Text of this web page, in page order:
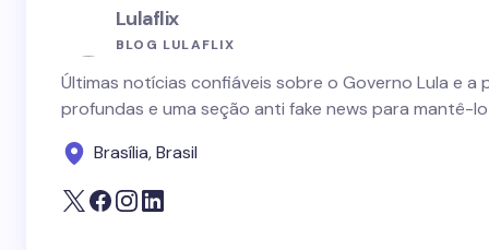
Lulaflix
BLOG LULAFLIX
Últimas notícias confiáveis sobre o Governo Lula e
profundas e uma seção anti fake news para mantê-
Brasília, Brasil